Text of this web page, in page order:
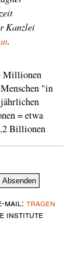
Kanzlei
.
Millionen
"in
= etwa
Billionen
mail: tragen
institute